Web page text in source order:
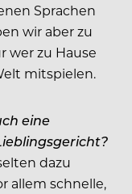
Sprachen
wir aber zu
wer zu Hause
mitspielen.
eine
dazu
allem schnelle,